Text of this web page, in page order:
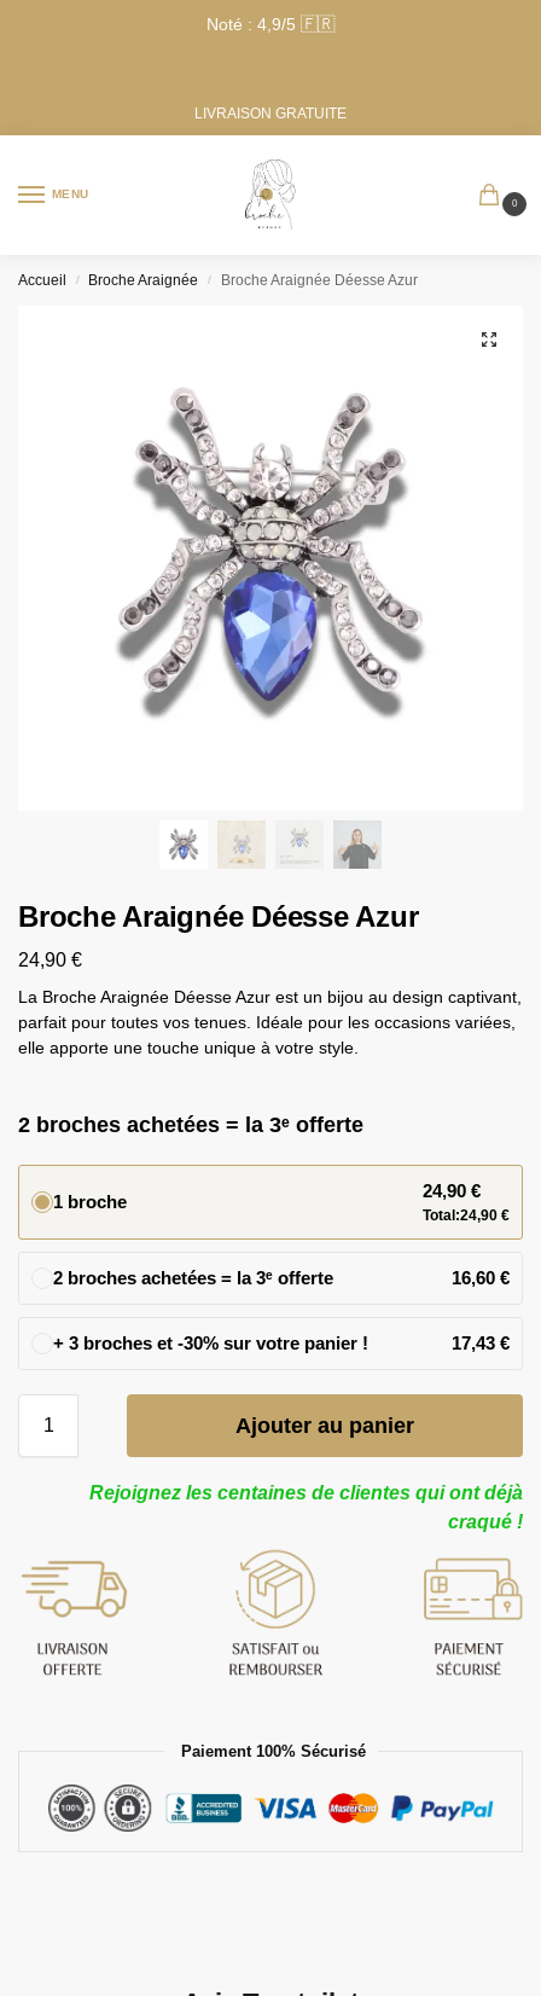
Noté : 4,9/5 🇫🇷
LIVRAISON GRATUITE
MENU
0
Accueil / Broche Araignée / Broche Araignée Déesse Azur
Broche Araignée Déesse Azur
24,90 €
La Broche Araignée Déesse Azur est un bijou au design captivant,
parfait pour toutes vos tenues. Idéale pour les occasions variées,
elle apporte une touche unique à votre style.
2 broches achetées = la 3ᵉ offerte
1 broche
24,90 €
Total:24,90 €
2 broches achetées = la 3ᵉ offerte 16,60 €
17,43 €
Ajouter au panier
Rejoignez les centaines de clientes qui ont déjà
craqué !
Paiement 100% Sécurisé